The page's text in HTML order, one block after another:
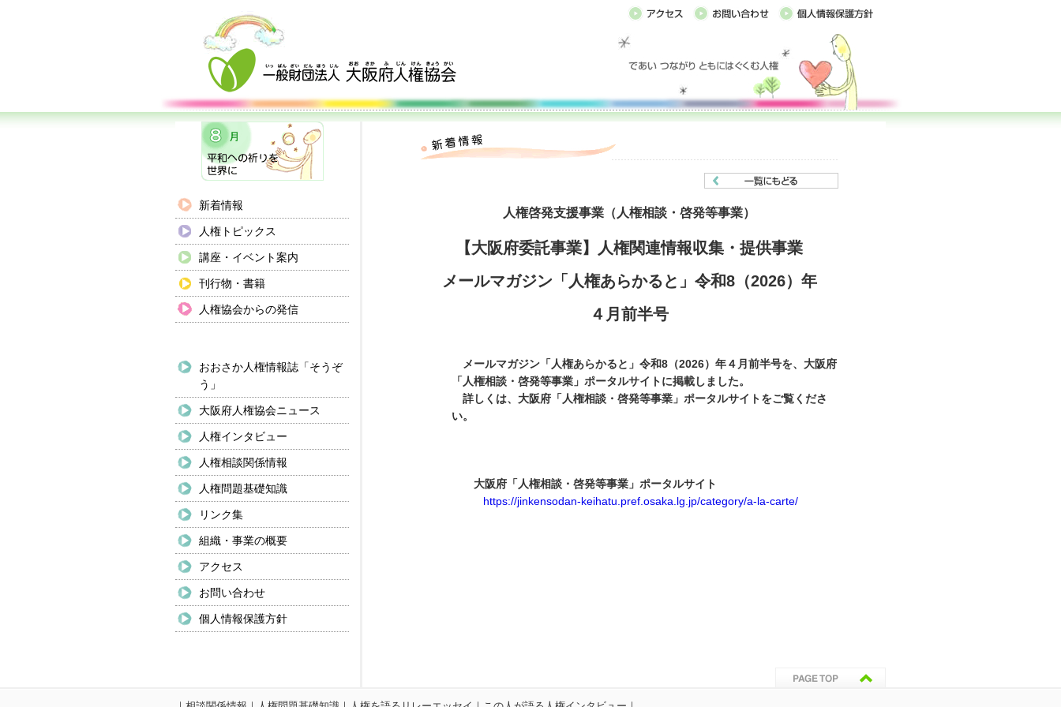
新着情報
人権トピックス
講座・イベント案内
刊行物・書籍
人権協会からの発信
おおさか人権情報誌「そうぞ
う」
大阪府人権協会ニュース
人権インタビュー
人権相談関係情報
人権問題基礎知識
リンク集
組織・事業の概要
アクセス
お問い合わせ
個人情報保護方針
人権啓発支援事業（人権相談・啓発等事業）
【大阪府委託事業】人権関連情報収集・提供事業
メールマガジン「人権あらかると」令和8（2026）年
４月前半号
メールマガジン「人権あらかると」令和8 （2026）年４月前半号を、大阪府
「人権相談・啓発等事業」ポータルサイトに掲載しました。
詳しくは、大阪府「人権相談・啓発等事業」ポータルサイトをご覧くださ
い。
大阪府「人権相談・啓発等事業」ポータルサイト
https://jinkensodan-keihatu.pref.osaka.lg.jp/category/a-la-carte/